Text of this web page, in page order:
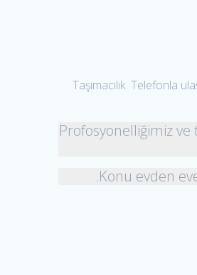
Taşımacılık Telefonla
Profosyonelliğimiz
.Konu evden